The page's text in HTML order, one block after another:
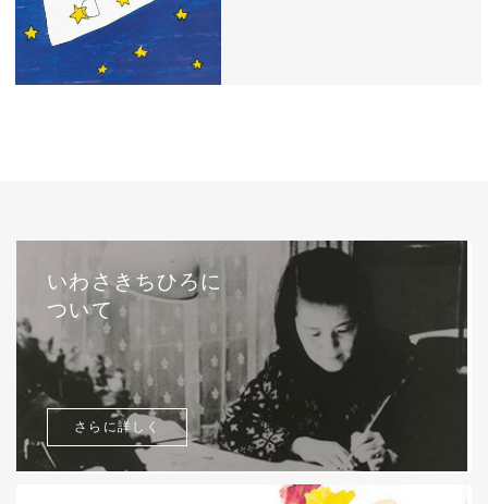
いわさきちひろに
ついて
さらに詳しく